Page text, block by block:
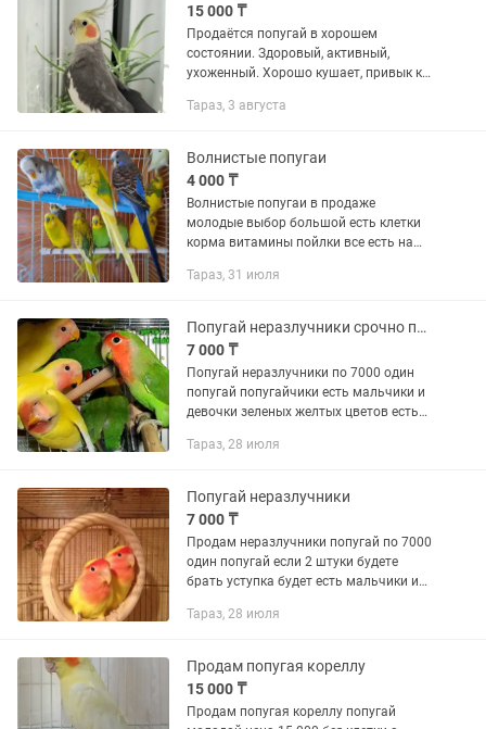
15 000 ₸
Продаётся попугай в хорошем
состоянии. Здоровый, активный,
ухоженный. Хорошо кушает, привык к
так и для опытных любителей птиц.
Тараз, 3 августа
Волнистые попугаи
4 000 ₸
Волнистые попугаи в продаже
молодые выбор большой есть клетки
корма витамины пойлки все есть на
отдельную цену есть отправка другие
Тараз, 31 июля
Попугай неразлучники срочно продам
7 000 ₸
Попугай неразлучники по 7000 один
попугай попугайчики есть мальчики и
девочки зеленых желтых цветов есть
продажу есть корм для попугаев на
Тараз, 28 июля
Попугай неразлучники
7 000 ₸
Продам неразлучники попугай по 7000
один попугай если 2 штуки будете
брать уступка будет есть мальчики и
продажу есть корм для попугаев на
Тараз, 28 июля
Продам попугая кореллу
15 000 ₸
Продам попугая кореллу попугай